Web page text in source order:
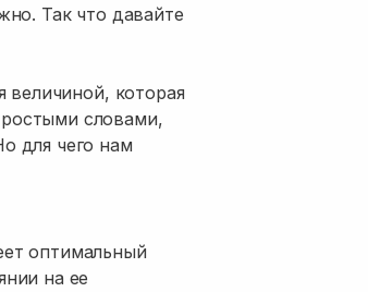
Так что давайте
величиной, которая
словами,
для чего нам
оптимальный
на ее